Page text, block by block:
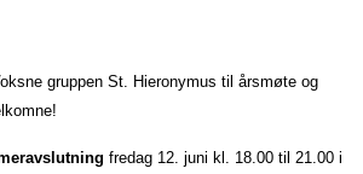
gruppen St. Hieronymus til årsmøte og
fredag 12. juni kl. 18.00 til 21.00 i